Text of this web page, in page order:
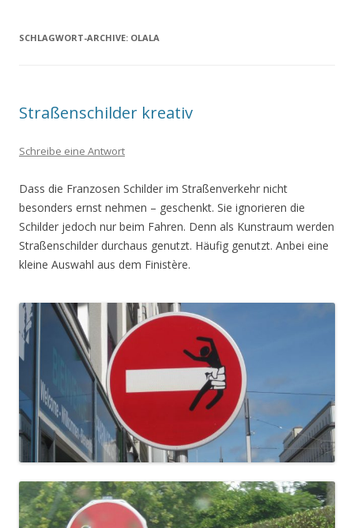
SCHLAGWORT-ARCHIVE: OLALA
Straßenschilder kreativ
Schreibe eine Antwort
Dass die Franzosen Schilder im Straßenverkehr nicht
besonders ernst nehmen – geschenkt. Sie ignorieren die
Schilder jedoch nur beim Fahren. Denn als Kunstraum werden
Straßenschilder durchaus genutzt. Häufig genutzt. Anbei eine
kleine Auswahl aus dem Finistère.